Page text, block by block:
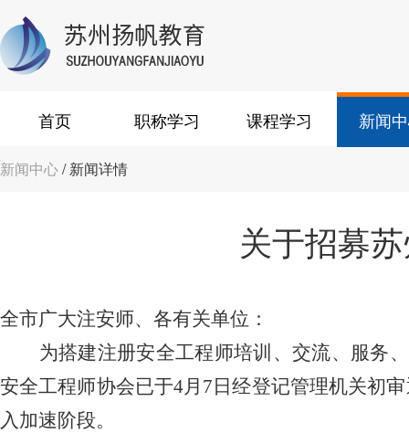
首页 职称学习 课程学习 新闻
新闻中心/ 新闻详情
关于招募
全市广大注安师、各有关单位：
为搭建注册安全工程师培训、交流、服务
安全工程师协会已于4月7日经登记管理机关初
入加速阶段。